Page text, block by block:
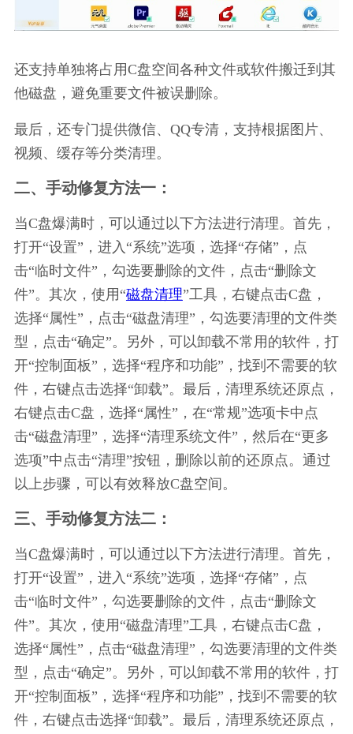
还支持单独将占用C盘空间各种文件或软件搬迁到其
他磁盘，避免重要文件被误删除。
最后，还专门提供微信、QQ专清，支持根据图片、
视频、缓存等分类清理。
二、手动修复方法一：
当C盘爆满时，可以通过以下方法进行清理。首先，
打开“设置”，进入“系统”选项，选择“存储”，点
击“临时文件”，勾选要删除的文件，点击“删除文
件”。其次，使用“磁盘清理”工具，右键点击C盘，
选择“属性”，点击“磁盘清理”，勾选要清理的文件类
型，点击“确定”。另外，可以卸载不常用的软件，打
开“控制面板”，选择“程序和功能”，找到不需要的软
件，右键点击选择“卸载”。最后，清理系统还原点，
右键点击C盘，选择“属性”，在“常规”选项卡中点
击“磁盘清理”，选择“清理系统文件”，然后在“更多
选项”中点击“清理”按钮，删除以前的还原点。通过
以上步骤，可以有效释放C盘空间。
三、手动修复方法二：
当C盘爆满时，可以通过以下方法进行清理。首先，
打开“设置”，进入“系统”选项，选择“存储”，点
击“临时文件”，勾选要删除的文件，点击“删除文
件”。其次，使用“磁盘清理”工具，右键点击C盘，
选择“属性”，点击“磁盘清理”，勾选要清理的文件类
型，点击“确定”。另外，可以卸载不常用的软件，打
开“控制面板”，选择“程序和功能”，找到不需要的软
件，右键点击选择“卸载”。最后，清理系统还原点，